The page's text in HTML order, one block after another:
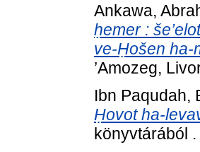
Ankawa,
ḥemer :
ve-Ḥošen ha-
’Amozeg,
Ibn Paqudah,
Ḥovot ha-
könyvtárából